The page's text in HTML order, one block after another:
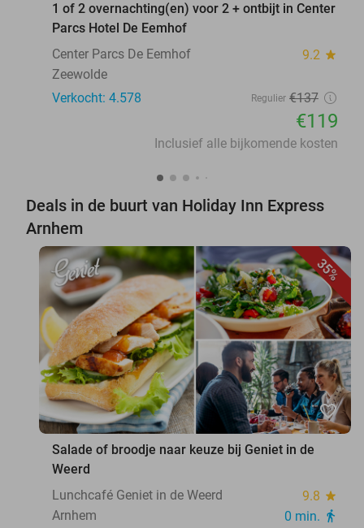
1 of 2 overnachting(en) voor 2 + ontbijt in Center
Parcs Hotel De Eemhof
Center Parcs De Eemhof
9.2 star
Zeewolde
Verkocht: 4.578
Regulier €137
€119
Inclusief alle bijkomende kosten
Deals in de buurt van Holiday Inn Express
Arnhem
35%
favorite_border
Salade of broodje naar keuze bij Geniet in de
Weerd
Lunchcafé Geniet in de Weerd
9.8 star
Arnhem 0 min. directions_walk